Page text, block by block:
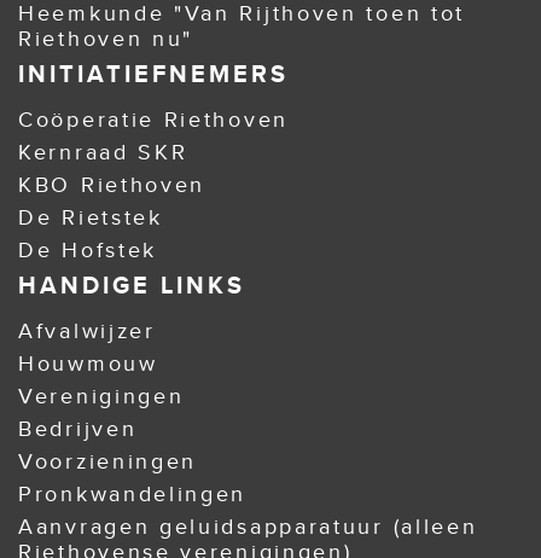
Heemkunde "Van Rijthoven toen tot
Riethoven nu"
INITIATIEFNEMERS
Coöperatie Riethoven
Kernraad SKR
KBO Riethoven
De Rietstek
De Hofstek
HANDIGE LINKS
Afvalwijzer
Houwmouw
Verenigingen
Bedrijven
Voorzieningen
Pronkwandelingen
Aanvragen geluidsapparatuur (alleen
Riethovense verenigingen)